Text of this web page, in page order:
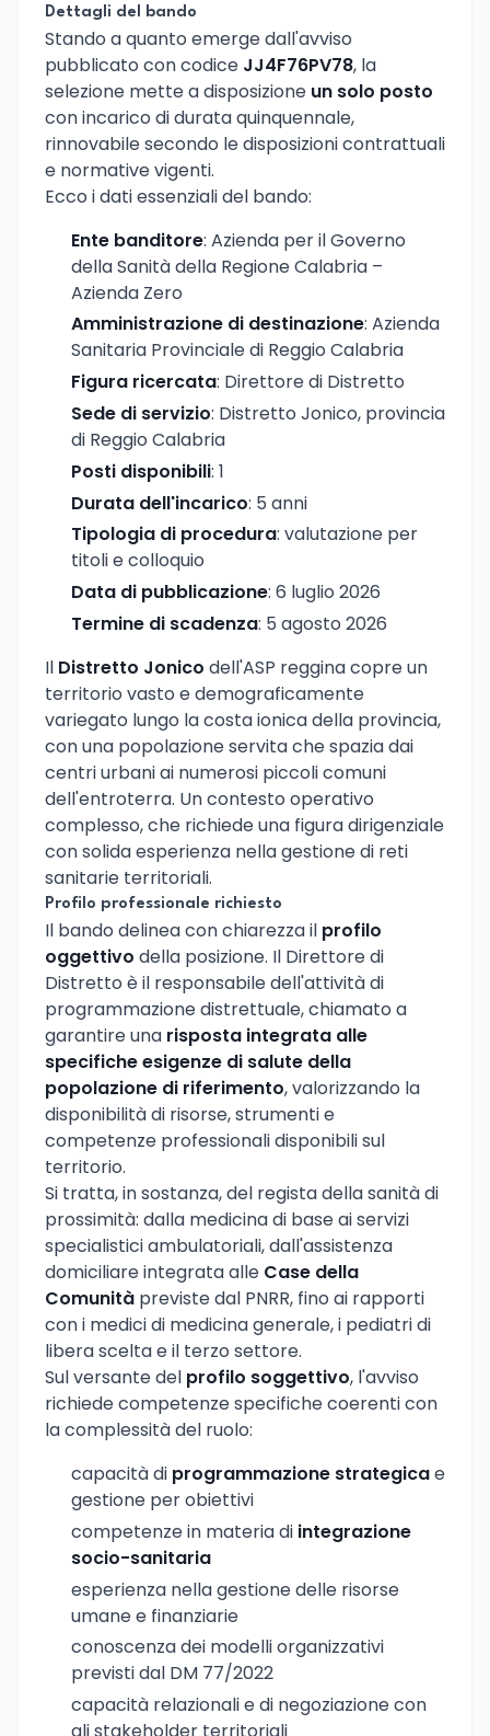
Dettagli del bando
Stando a quanto emerge dall'avviso
pubblicato con codice JJ4F76PV78, la
selezione mette a disposizione un solo posto
con incarico di durata quinquennale,
rinnovabile secondo le disposizioni contrattuali
e normative vigenti.
Ecco i dati essenziali del bando:
Ente banditore: Azienda per il Governo
della Sanità della Regione Calabria –
Azienda Zero
Amministrazione di destinazione: Azienda
Sanitaria Provinciale di Reggio Calabria
Figura ricercata: Direttore di Distretto
Sede di servizio: Distretto Jonico, provincia
di Reggio Calabria
Posti disponibili: 1
Durata dell'incarico: 5 anni
Tipologia di procedura: valutazione per
titoli e colloquio
Data di pubblicazione: 6 luglio 2026
Termine di scadenza: 5 agosto 2026
Il Distretto Jonico dell'ASP reggina copre un
territorio vasto e demograficamente
variegato lungo la costa ionica della provincia,
con una popolazione servita che spazia dai
centri urbani ai numerosi piccoli comuni
dell'entroterra. Un contesto operativo
complesso, che richiede una figura dirigenziale
con solida esperienza nella gestione di reti
sanitarie territoriali.
Profilo professionale richiesto
Il bando delinea con chiarezza il profilo
oggettivo della posizione. Il Direttore di
Distretto è il responsabile dell'attività di
programmazione distrettuale, chiamato a
garantire una risposta integrata alle
specifiche esigenze di salute della
popolazione di riferimento, valorizzando la
disponibilità di risorse, strumenti e
competenze professionali disponibili sul
territorio.
Si tratta, in sostanza, del regista della sanità di
prossimità: dalla medicina di base ai servizi
specialistici ambulatoriali, dall'assistenza
domiciliare integrata alle Case della
Comunità previste dal PNRR, fino ai rapporti
con i medici di medicina generale, i pediatri di
libera scelta e il terzo settore.
Sul versante del profilo soggettivo, l'avviso
richiede competenze specifiche coerenti con
la complessità del ruolo:
capacità di programmazione strategicae
gestione per obiettivi
competenze in materia di integrazione
socio-sanitaria
esperienza nella gestione delle risorse
umane e finanziarie
conoscenza dei modelli organizzativi
previsti dal DM 77/2022
capacità relazionali e di negoziazione con